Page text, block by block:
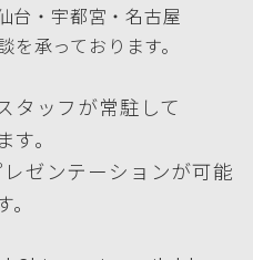
台・宇都宮・名古屋
承っております。
タッフが常駐して
す。
ゼンテーションが可能
。